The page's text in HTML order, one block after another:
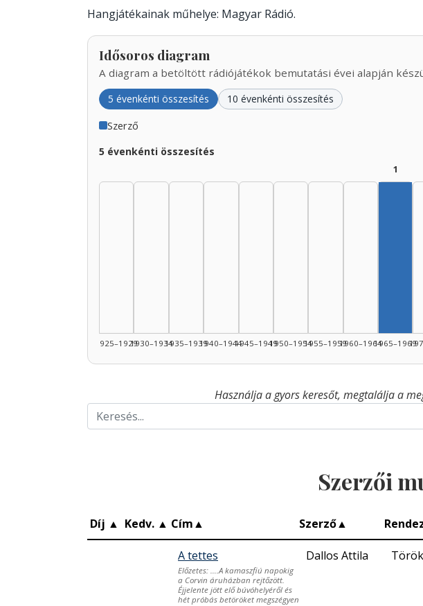
Hangjátékainak műhelye: Magyar Rádió.
Idősoros diagram
A diagram a betöltött rádiójátékok bemutatási évei alapján
5 évenkénti összesítés 10 évenkénti összesítés
Szerző
5 évenkénti összesítés
1925–19291930–19341935–19391940–19441945–19491950–19541955–19591960–1964
1
1965–1969
Használja a gyors keresőt, megtalálja a
Szerzői
Díj ▲ Kedv. ▲ Cím▲ Szerző▲
A tettes
Előzetes: ….A kamaszfiú napokig
a Corvin áruházban rejtőzött.
Éjjelente jött elő búvóhelyéről és
hét próbás betöröket megszégyen
Dallos Attila